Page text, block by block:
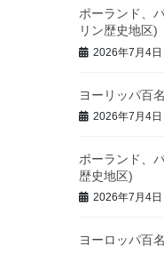
ポーランド、
リン歴史地区)
2026年7月4日
ヨーリッパ百
2026年7月4日
ポーランド、
歴史地区)
2026年7月4日
ヨーロッパ百